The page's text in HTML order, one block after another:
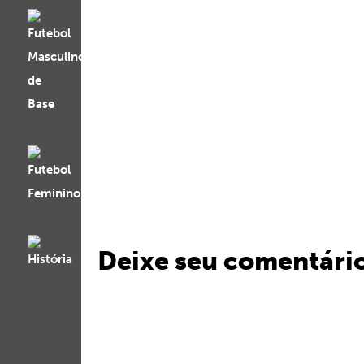
Deixe seu